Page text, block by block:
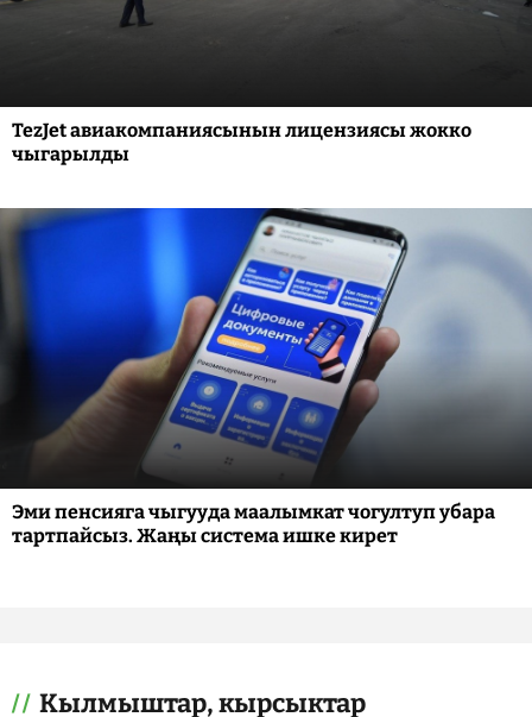
TezJet авиакомпаниясынын лицензиясы жокко
чыгарылды
Эми пенсияга чыгууда маалымкат чогултуп убара
тартпайсыз. Жаңы система ишке кирет
Кылмыштар, кырсыктар